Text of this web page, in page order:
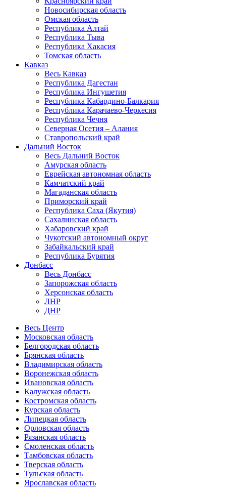
Новосибирская область
Омская область
Республика Алтай
Республика Тыва
Республика Хакасия
Томская область
Кавказ
Весь Кавказ
Республика Дагестан
Республика Ингушетия
Республика Кабардино-Балкария
Республика Карачаево-Черкесия
Республика Чечня
Северная Осетия – Алания
Ставропольский край
Дальний Восток
Весь Дальний Восток
Амурская область
Еврейская автономная область
Камчатский край
Магаданская область
Приморский край
Республика Саха (Якутия)
Сахалинская область
Хабаровский край
Чукотский автономный округ
Забайкальский край
Республика Бурятия
Донбасс
Весь Донбасс
Запорожская область
Херсонская область
ЛНР
ДНР
Весь Центр
Московская область
Белгородская область
Брянская область
Владимирская область
Воронежская область
Ивановская область
Калужская область
Костромская область
Курская область
Липецкая область
Орловская область
Рязанская область
Смоленская область
Тамбовская область
Тверская область
Тульская область
Ярославская область